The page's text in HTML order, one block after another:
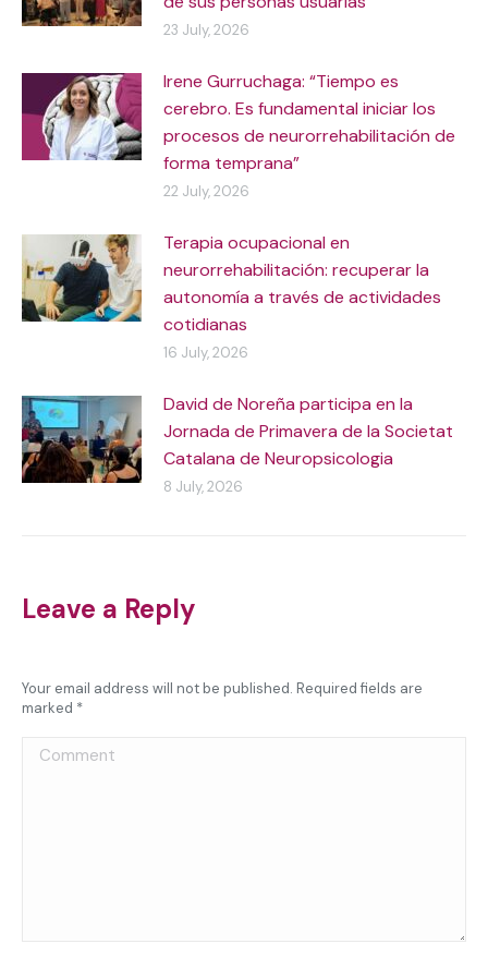
23 July, 2026
Irene Gurruchaga: “Tiempo es
cerebro. Es fundamental iniciar los
procesos de neurorrehabilitación de
forma temprana”
22 July, 2026
Terapia ocupacional en
neurorrehabilitación: recuperar la
autonomía a través de actividades
cotidianas
16 July, 2026
David de Noreña participa en la
Jornada de Primavera de la Societat
Catalana de Neuropsicologia
8 July, 2026
Leave a Reply
Your email address will not be published. Required fields are
marked *
Comment